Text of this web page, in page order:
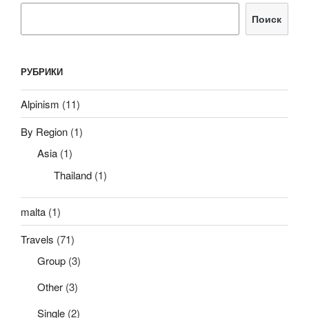
Поиск
РУБРИКИ
Alpinism (11)
By Region (1)
Asia (1)
Thailand (1)
malta (1)
Travels (71)
Group (3)
Other (3)
Single (2)